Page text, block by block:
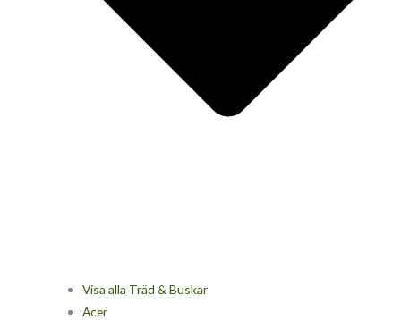
Visa alla Träd & Buskar
Acer